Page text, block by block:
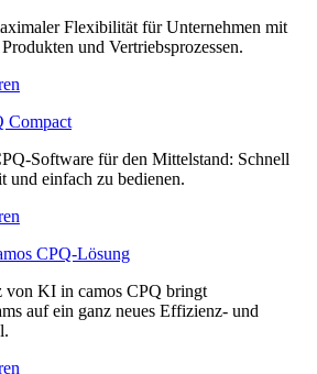
Flexibilität für Unternehmen mit
und Vertriebsprozessen.
Compact
Software für den Mittelstand: Schnell
und einfach zu bedienen.
CPQ-Lösung
von KI in camos CPQ bringt
auf ein ganz neues Effizienz- und